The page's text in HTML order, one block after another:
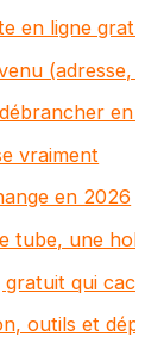
en ligne
(adresse,
en 5
vraiment
en 2026
tube, une
qui cache
outils et